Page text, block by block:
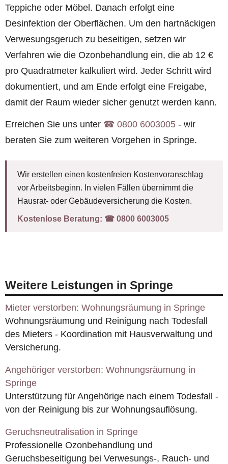
Teppiche oder Möbel. Danach erfolgt eine
Desinfektion der Oberflächen. Um den hartnäckigen
Verwesungsgeruch zu beseitigen, setzen wir
Verfahren wie die Ozonbehandlung ein, die ab 12 €
pro Quadratmeter kalkuliert wird. Jeder Schritt wird
dokumentiert, und am Ende erfolgt eine Freigabe,
damit der Raum wieder sicher genutzt werden kann.
Erreichen Sie uns unter ☎︎ 0800 6003005 - wir
beraten Sie zum weiteren Vorgehen in Springe.
Wir erstellen einen kostenfreien Kostenvoranschlag
vor Arbeitsbeginn. In vielen Fällen übernimmt die
Hausrat- oder Gebäudeversicherung die Kosten.
Kostenlose Beratung: ☎︎ 0800 6003005
Weitere Leistungen in Springe
Mieter verstorben: Wohnungsräumung in Springe
Wohnungsräumung und Reinigung nach Todesfall
des Mieters - Koordination mit Hausverwaltung und
Versicherung.
Angehöriger verstorben: Wohnungsräumung in
Springe
Unterstützung für Angehörige nach einem Todesfall -
von der Reinigung bis zur Wohnungsauflösung.
Geruchsneutralisation in Springe
Professionelle Ozonbehandlung und
Geruchsbeseitigung bei Verwesungs-, Rauch- und